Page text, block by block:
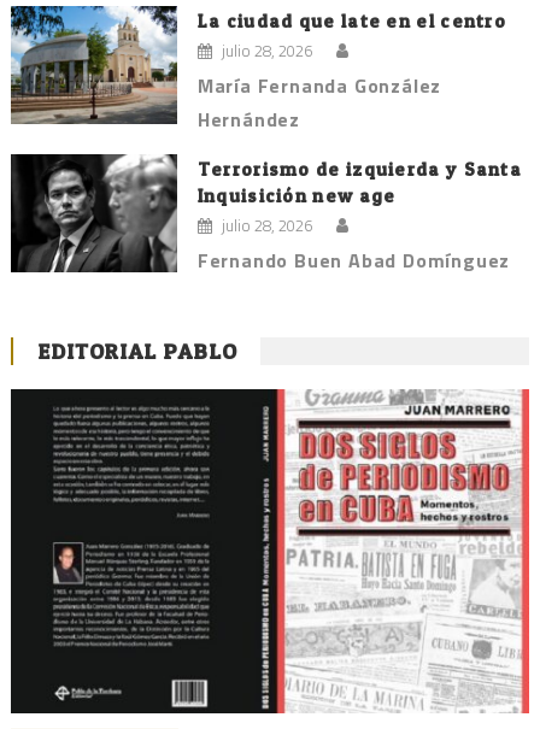
La ciudad que late en el centro
julio 28, 2026
María Fernanda González
Hernández
Terrorismo de izquierda y Santa
Inquisición new age
julio 28, 2026
Fernando Buen Abad Domínguez
EDITORIAL PABLO